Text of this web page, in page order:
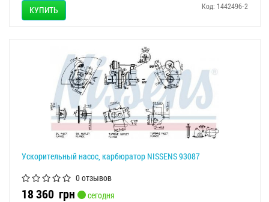
КУПИТЬ Код: 1442496-2
Ускорительный насос, карбюратор NISSENS 93087
0 отзывов
18 360 грн
сегодня